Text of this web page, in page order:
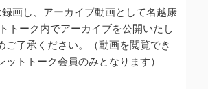
画し、アーカイブ動画として名越康
トーク内でアーカイブを公開いたし
ご了承ください。（動画を閲覧でき
ットトーク会員のみとなります）